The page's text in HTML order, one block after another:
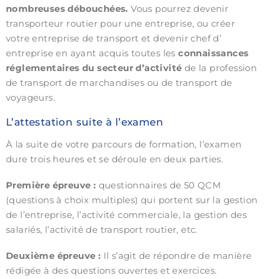
nombreuses débouchées. Vous pourrez devenir
transporteur routier pour une entreprise, ou créer
votre entreprise de transport et devenir chef d’
entreprise en ayant acquis toutes lesconnaissances
réglementaires du secteur d’activité de la profession
de transport de marchandises ou de transport de
voyageurs.
L’attestation suite à l’examen
À la suite de votre parcours de formation, l’examen
dure trois heures et se déroule en deux parties.
Première épreuve : questionnaires de 50 QCM
(questions à choix multiples) qui portent sur la gestion
de l’entreprise, l’activité commerciale, la gestion des
salariés, l’activité de transport routier, etc.
Deuxième épreuve : Il s’agit de répondre de manière
rédigée à des questions ouvertes et exercices.